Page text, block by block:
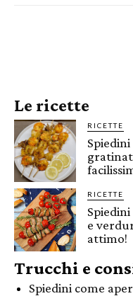
Le ricette
RICETTE
RICETTE
e
attimo!
Trucchi e
Spiedini come